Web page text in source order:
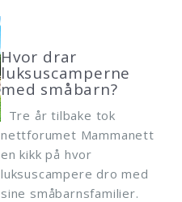
Hvor drar
luksuscamperne
med småbarn?
Tre år tilbake tok
nettforumet Mammanett
en kikk på hvor
luksuscampere dro med
sine småbarnsfamilier.